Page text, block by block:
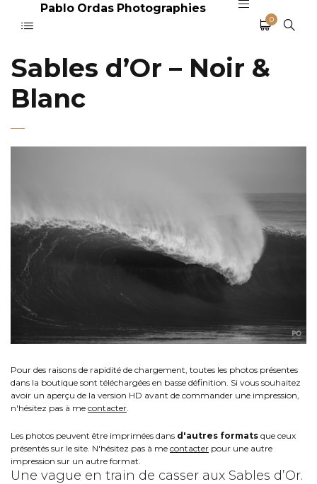
Pablo Ordas Photographies
0
Sables d’Or – Noir &
Blanc
Pour des raisons de rapidité de chargement, toutes les photos présentes
dans la boutique sont téléchargées en basse définition. Si vous souhaitez
avoir un aperçu de la version HD avant de commander une impression,
n'hésitez pas à me contacter
Les photos peuvent être imprimées dans d'autres formats que ceux
présentés sur le site. N'hésitez pas à me contacter pour une autre
impression sur un autre format.
Une vague en train de casser aux Sables d’Or.